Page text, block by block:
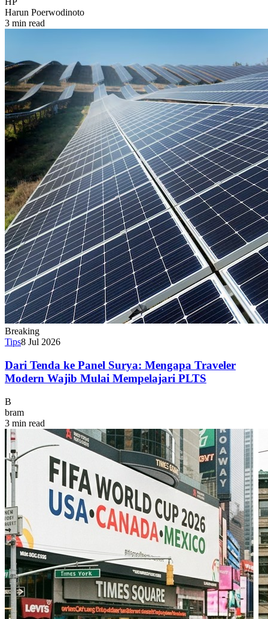
Harun Poerwodinoto
3 min read
Breaking
Tips8 Jul 2026
Dari Tenda ke Panel Surya: Mengapa Traveler
Modern Wajib Mulai Mempelajari PLTS
B
bram
3 min read